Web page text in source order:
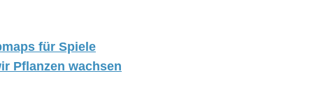
für Spiele
Pflanzen wachsen